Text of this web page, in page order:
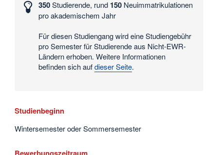
und
350Studierende, rund 150 Neuimmatrikulationen
pro akademischem Jahr
Für diesen Studiengang wird eine Studiengebühr
pro Semester für Studierende aus Nicht-EWR-
Ländern erhoben. Weitere Informationen
befinden sich aufdieser Seite.
Studienbeginn
Wintersemester oder Sommersemester